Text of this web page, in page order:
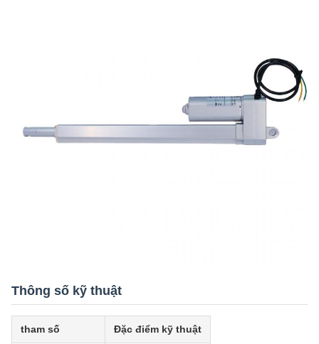
Thông số kỹ thuật
tham số Đặc điểm kỹ thuật